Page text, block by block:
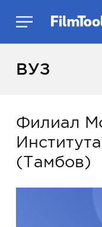
ВУЗ
Филиал
(Тамбов)